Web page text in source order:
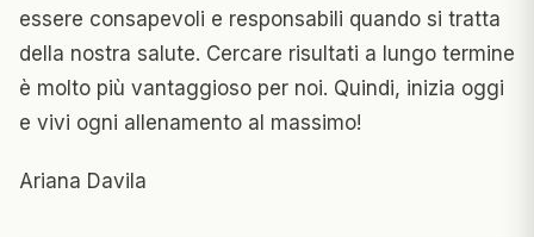
essere consapevoli e responsabili quando si tratta
della nostra salute. Cercare risultati a lungo termine
è molto più vantaggioso per noi. Quindi, inizia oggi
e vivi ogni allenamento al massimo!
Ariana Davila